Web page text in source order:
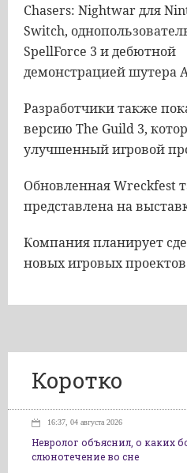
Chasers: Nightwar для
Switch,
SpellForce 3 и дебютной
демонстрациейшутера
Разработчики также
версию The Guild 3,
улучшенный игровой
Обновленная Wreckfest
представлена на
Компания планирует
новых игровых
Коротко
16:37, 04 августа 2026
Невролог объяснил, о каких
слюнотечение во сне